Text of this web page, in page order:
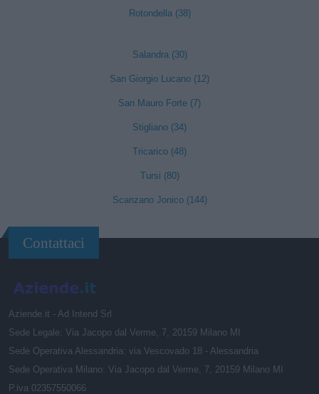
Rotondella (38)
Salandra (30)
San Giorgio Lucano (12)
San Mauro Forte (7)
Stigliano (34)
Tricarico (48)
Tursi (80)
Scanzano Jonico (144)
Contattaci
Aziende.it - Ad Intend Srl
Sede Legale: Via Jacopo dal Verme, 7, 20159 Milano MI
Sede Operativa Alessandria: via Vescovado 18 - Alessandria
Sede Operativa Milano: Via Jacopo dal Verme, 7, 20159 Milano MI
P.iva 02357550066